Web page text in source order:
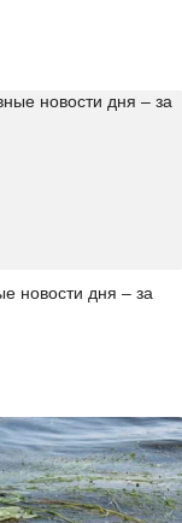
новости дня – за